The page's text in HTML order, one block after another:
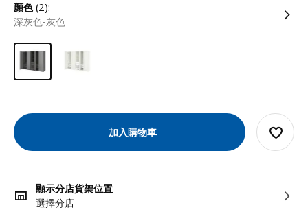
顏色(2):
深灰色-灰色
加入購物車
顯示分店貨架位置
選擇分店